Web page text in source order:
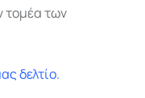
τομέα των
δελτίο.